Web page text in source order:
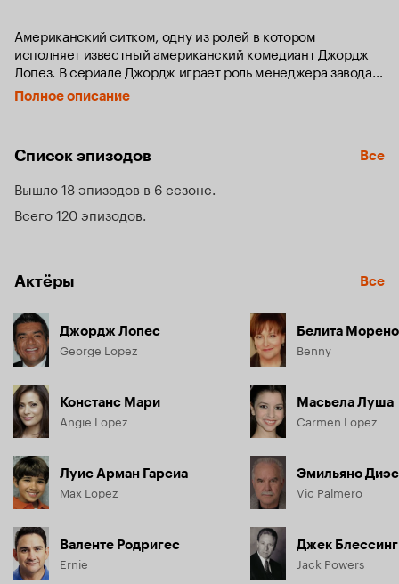
Американский ситком, одну из ролей в котором
исполняет известный американский комедиант Джордж
Лопез. В сериале Джордж играет роль менеджера завода
по производству запчастей для авиации, постоянно
попадающего в различные передряги.
Полное описание
Список эпизодов Все
Вышло 18 эпизодов в 6 сезоне
Всего 120 эпизодов
Актёры Все
Джордж Лопес
George Lopez
Констанс Мари
Angie Lopez
Луис Арман Гарсиа
Max Lopez
Валенте Родригес
Ernie
Белита Морено
Benny
Масьела Луша
Carmen Lopez
Эмильяно Диэс
Vic Palmero
Джек Блессинг
Jack Powers